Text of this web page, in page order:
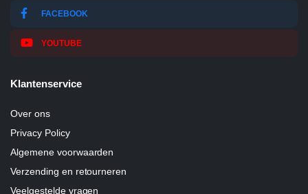
FACEBOOK
YOUTUBE
Klantenservice
Over ons
Privacy Policy
Algemene voorwaarden
Verzending en retourneren
Veelgestelde vragen